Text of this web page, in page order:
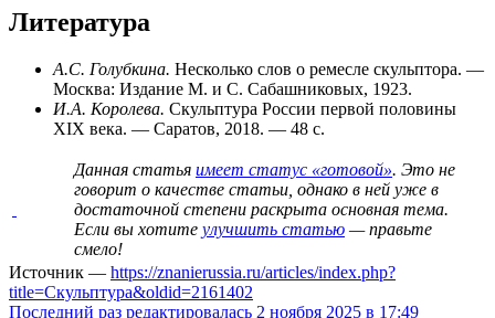
Литература
А.С. Голубкина. Несколько слов о ремесле скульптора. —
Москва: Издание М. и С. Сабашниковых, 1923.
И.А. Королева. Скульптура России первой половины
XIX века. — Саратов, 2018. — 48 с.
Данная статья имеет статус «готовой». Это не
говорит о качестве статьи , однако в ней уже в
достаточной степени раскрыта основная тема.
Если вы хотите улучшить статью — правьте
смело!
Источник — https://znanierussia.ru/articles/index.php?
title=Скульптура&oldid=2161402
Последний раз редактировалась 2 ноября 2025 в 17:49